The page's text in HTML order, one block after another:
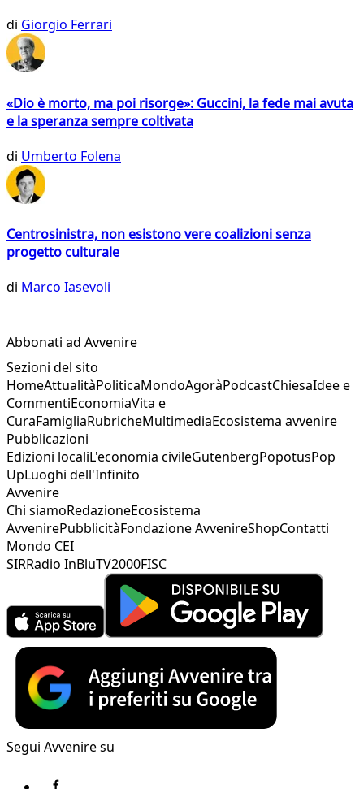
di Giorgio Ferrari
«Dio è morto, ma poi risorge»: Guccini, la fede mai avuta
e la speranza sempre coltivata
di Umberto Folena
Centrosinistra, non esistono vere coalizioni senza
progetto culturale
di Marco Iasevoli
Abbonati ad Avvenire
Sezioni del sito
HomeAttualitàPoliticaMondoAgoràPodcastChiesaIdee e
CommentiEconomiaVita e
CuraFamigliaRubricheMultimediaEcosistema avvenire
Pubblicazioni
Edizioni localiL'economia civileGutenbergPopotusPop
UpLuoghi dell'Infinito
Avvenire
Chi siamoRedazioneEcosistema
AvvenirePubblicitàFondazione AvvenireShopContatti
Mondo CEI
SIRRadio InBluTV2000FISC
Segui Avvenire su